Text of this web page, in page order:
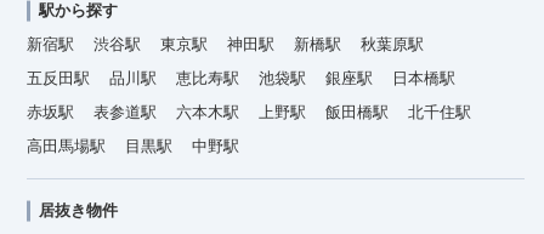
駅から探す
新宿駅
渋谷駅 東京駅 神田駅 新橋駅
秋葉原駅
五反田駅
品川駅 恵比寿駅 池袋駅 銀座駅
日本橋駅
赤坂駅
表参道駅 六本木駅 上野駅 飯田橋駅
北千住駅
高田馬場駅
目黒駅 中野駅
居抜き物件